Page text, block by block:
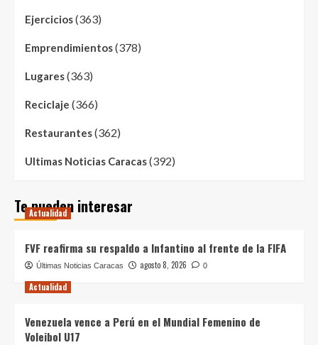
Ejercicios(363)
Emprendimientos(378)
Lugares(363)
Reciclaje (366)
Restaurantes(362)
Ultimas Noticias Caracas(392)
Te pueden interesar
Actualidad
FVF reafirma su respaldo a Infantino al frente de la FIFA
Últimas Noticias Caracas agosto 8, 2026 0
Actualidad
Venezuela vence a Perú en el Mundial Femenino de
Voleibol U17